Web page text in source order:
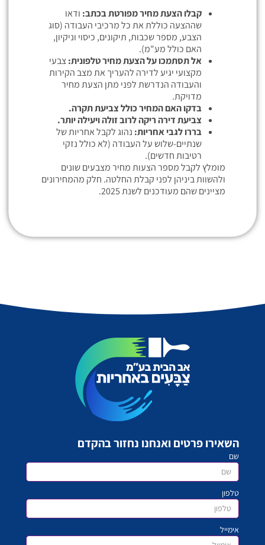
קבלו הצעת מחיר מפורטת בכתב: ודאו
שההצעה כוללת את כל מרכיבי העבודה (סוג
הצבע, מספר שכבות, תיקונים, כיסוי וניקיון,
האם כולל מע"מ).
אל תסתמכו על הצעת מחיר טלפונית:צבעי
מקצועי יגיע לדירה להעריך את מצב הקירות
והעבודה הנדרשת לפני מתן הצעת מחיר
מדויקת.
בדקו האם המחיר כולל צביעת תקרה.
צביעת דירה ריקה לרוב זולה ויעילה יותר.
בררו לגבי אחריות: נהוג לקבל אחריות של
שנתיים-שלוש על העבודה (לא כולל נזקי
רטיבות חדשים).
מומלץ לקבל מספר הצעות מחיר מצבעים שונים
ולהשוות ביניהן לפני קבלת החלטה. חלק מהמחירונים
מציינים שהם מעודכנים לשנת 2025.
השאירו פרטים ואנחנו נחזור בהקדם
שם
טלפון
אימייל